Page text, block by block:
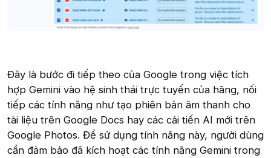
Đây là bước đi tiếp theo của Google trong việc tích
hợp Gemini vào hệ sinh thái trực tuyến của hãng, nối
tiếp các tính năng như tạo phiên bản âm thanh cho
tài liệu trên Google Docs hay các cải tiến AI mới trên
Google Photos. Để sử dụng tính năng này, người dùng
cần đảm bảo đã kích hoạt các tính năng Gemini trong